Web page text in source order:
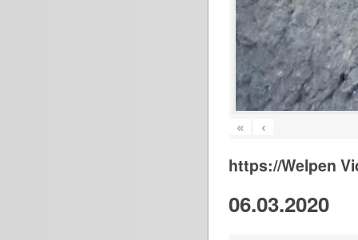
« ‹
https://Welpen
06.03.2020